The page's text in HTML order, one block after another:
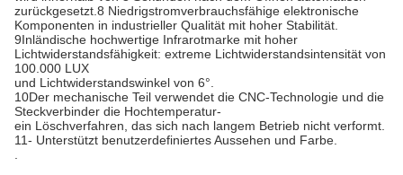
zurückgesetzt.8 Niedrigstromverbrauchsfähige elektronische
Komponenten in industrieller Qualität mit hoher Stabilität.
9Inländische hochwertige Infrarotmarke mit hoher
Lichtwiderstandsfähigkeit: extreme Lichtwiderstandsintensität von
100.000 LUX
und Lichtwiderstandswinkel von 6°.
10Der mechanische Teil verwendet die CNC-Technologie und die
Steckverbinder die Hochtemperatur-
ein Löschverfahren, das sich nach langem Betrieb nicht verformt.
11- Unterstützt benutzerdefiniertes Aussehen und Farbe.